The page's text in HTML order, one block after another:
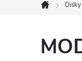
Domov
Disky